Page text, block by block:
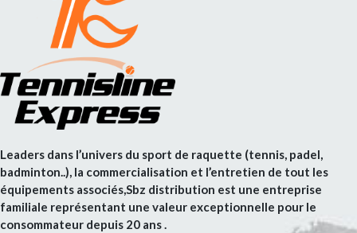
Leaders dans l’univers du sport de raquette (tennis, padel,
badminton..), la commercialisation et l’entretien de tout les
équipements associés,Sbz distribution est une entreprise
familiale représentant une valeur exceptionnelle pour le
consommateur depuis 20 ans .